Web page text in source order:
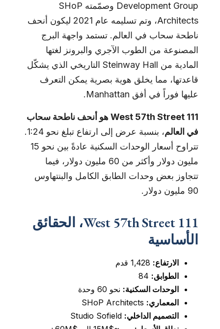
Development Group وصمّمته SHoP
Architects، وتم تسليمه عام 2021 ليكون أنحف
ناطحة سحاب في العالم. تستمد واجهة البرج
المصنوعة من الطوب الآجري والبرونز لغتها
المادية من Steinway Hall التاريخي الذي يشكّل
قاعدتها، مما يخلق هوية بصرية يمكن التعرف
عليها فوراً في أفق Manhattan.
111 West 57th Street هو أنحف ناطحة سحاب
في العالم
، بنسبة عرض إلى ارتفاع تبلغ نحو 1:24.
تتراوح أسعار الوحدات السكنية عادةً بين نحو 15
مليون دولار وأكثر من 60 مليون دولار، فيما
تتجاوز بعض وحدات الطابق الكامل والبنتهاوس
90 مليون دولار.
111 West 57th Street، الحقائق
الأساسية
الارتفاع:
الطوابق:
الوحدات السكنية: نحو 60 وحدة
المعماري:
التصميم الداخلي: